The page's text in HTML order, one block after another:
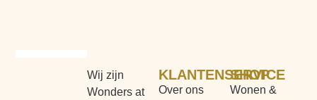
Wij zijn
Wonders at
SHOP
Wonen &
KLANTENSERVICE
Over ons